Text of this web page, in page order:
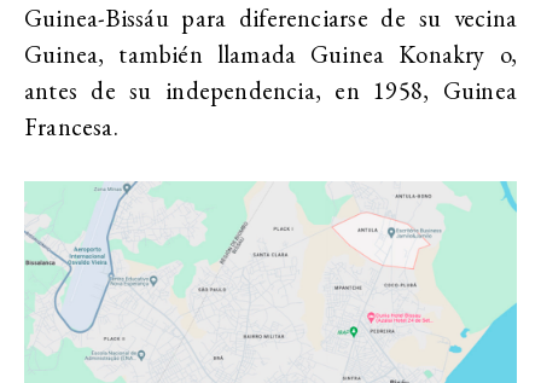
Guinea-Bissáu para diferenciarse de su vecina
Guinea, también llamada Guinea Konakry o,
antes de su independencia, en 1958, Guinea
Francesa.